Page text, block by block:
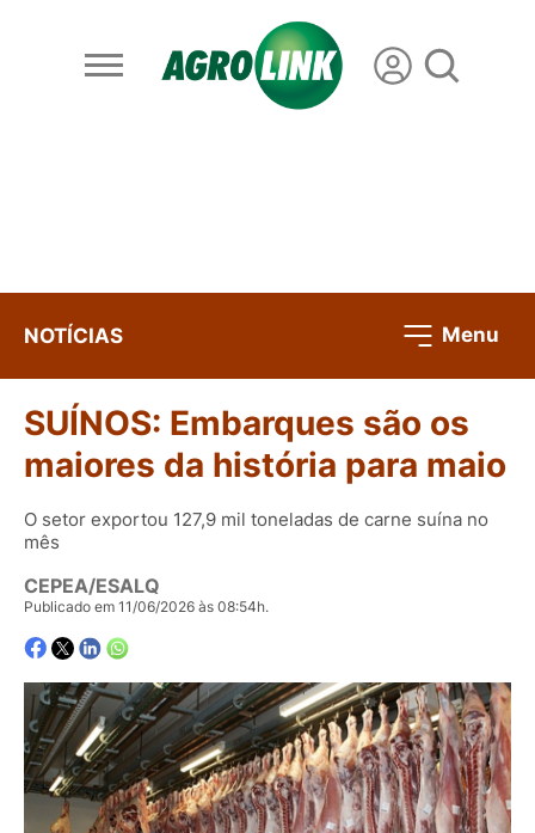
NOTÍCIAS Menu
SUÍNOS: Embarques são os
maiores da história para maio
O setor exportou 127,9 mil toneladas de carne suína no
mês
CEPEA/ESALQ
Publicado em 11/06/2026 às 08:54h.